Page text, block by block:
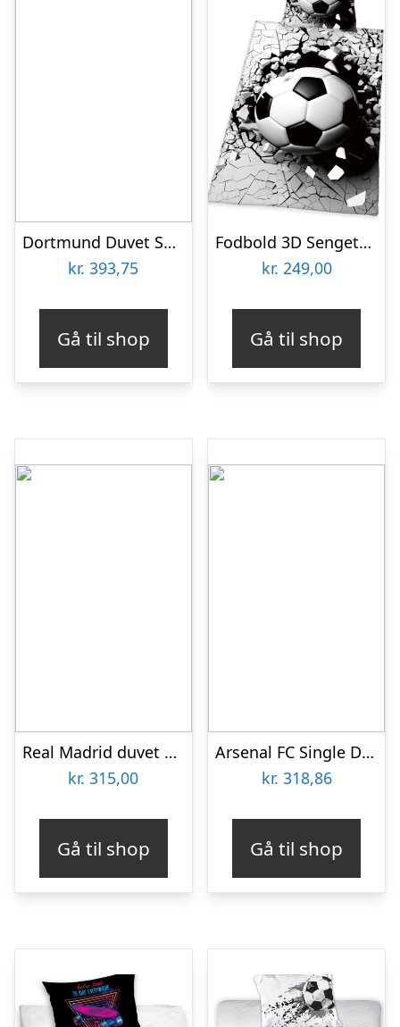
Dortmund Duvet Set – Graffiti Stripes-one-size
kr. 393,75
Gå til shop
Fodbold 3D Sengetøj – 100 Procent Bomuld
kr. 249,00
Gå til shop
Real Madrid duvet set – RM logo – blue-gold-one-size
kr. 315,00
Gå til shop
Arsenal FC Single Duvet Set PL (på lager)-one-size
kr. 318,86
Gå til shop